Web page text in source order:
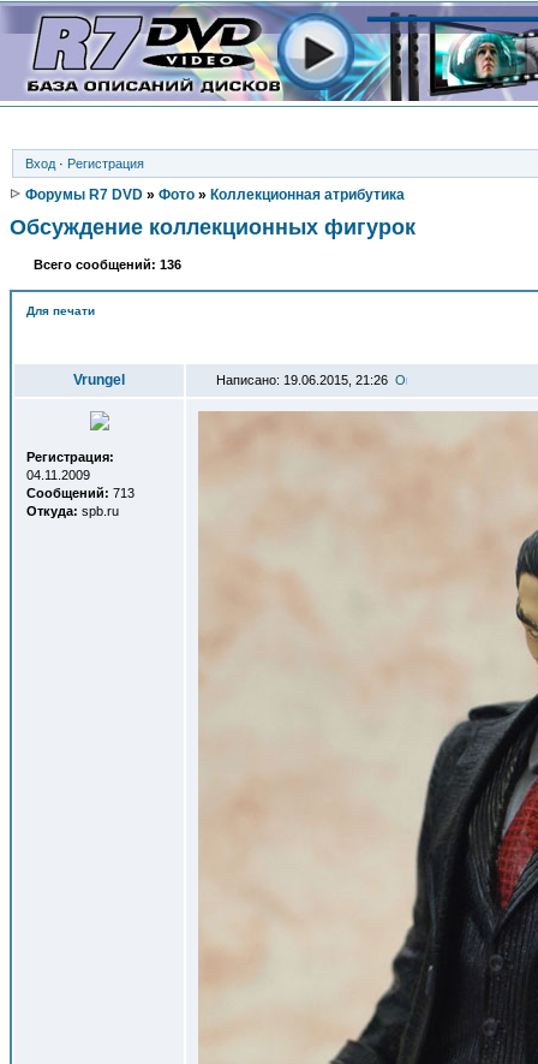
Вход · Регистрация
Форумы R7 DVD » Фото » Коллекционная атрибутика
Обсуждение коллекционных фигурок
Всего сообщений: 136
Для печати
Vrungel Написано: 19.06.2015, 21:26
Регистрация:
04.11.2009
Сообщений: 713
Откуда: spb.ru